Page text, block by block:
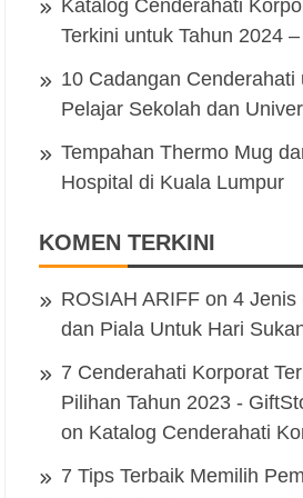
Katalog Cenderahati
Terkini untuk Tahun 2024
10 Cadangan Cenderahati
Pelajar Sekolah dan
Tempahan Thermo Mug
Hospital di Kuala Lumpur
KOMEN TERKINI
ROSIAH ARIFF on 4 Jenis
dan Piala Untuk Hari
7 Cenderahati Korporat
Pilihan Tahun 2023 -
on Katalog Cenderahati
7 Tips Terbaik Memilih